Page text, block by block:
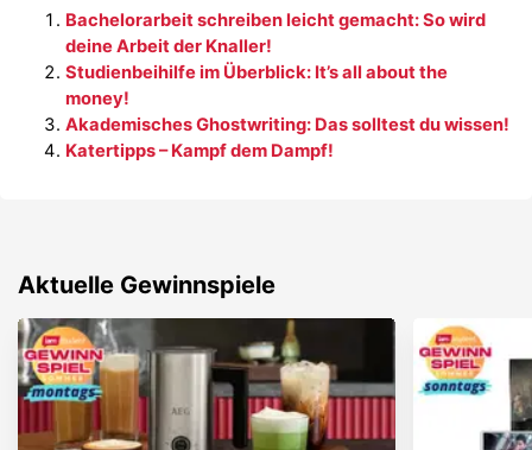
Bachelorarbeit schreiben leicht gemacht: So wird
deine Arbeit der Knaller!
Studienbeihilfe im Überblick: It’s all about the
money!
Akademisches Ghostwriting: Das solltest du wissen!
Katertipps – Kampf dem Dampf!
Aktuelle Gewinnspiele